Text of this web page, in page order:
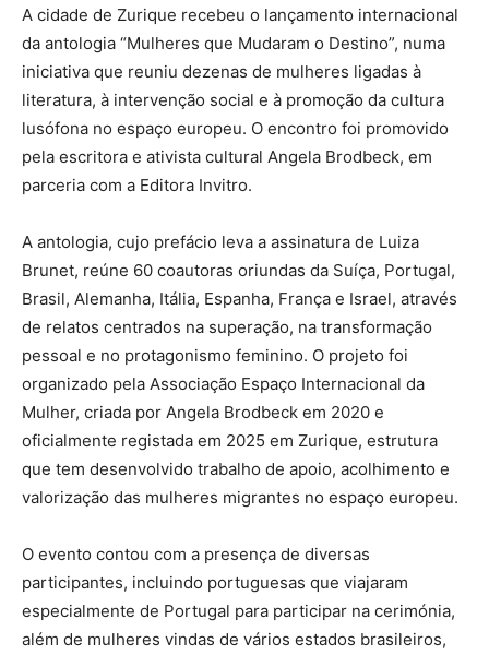
A cidade de Zurique recebeu o lançamento internacional
da antologia “Mulheres que Mudaram o Destino”, numa
iniciativa que reuniu dezenas de mulheres ligadas à
literatura, à intervenção social e à promoção da cultura
lusófona no espaço europeu. O encontro foi promovido
pela escritora e ativista cultural Angela Brodbeck, em
parceria com a Editora Invitro.
A antologia, cujo prefácio leva a assinatura de Luiza
Brunet, reúne 60 coautoras oriundas da Suíça, Portugal,
Brasil, Alemanha, Itália, Espanha, França e Israel, através
de relatos centrados na superação, na transformação
pessoal e no protagonismo feminino. O projeto foi
organizado pela Associação Espaço Internacional da
Mulher, criada por Angela Brodbeck em 2020 e
oficialmente registada em 2025 em Zurique, estrutura
que tem desenvolvido trabalho de apoio, acolhimento e
valorização das mulheres migrantes no espaço europeu.
O evento contou com a presença de diversas
participantes, incluindo portuguesas que viajaram
especialmente de Portugal para participar na cerimónia,
além de mulheres vindas de vários estados brasileiros,